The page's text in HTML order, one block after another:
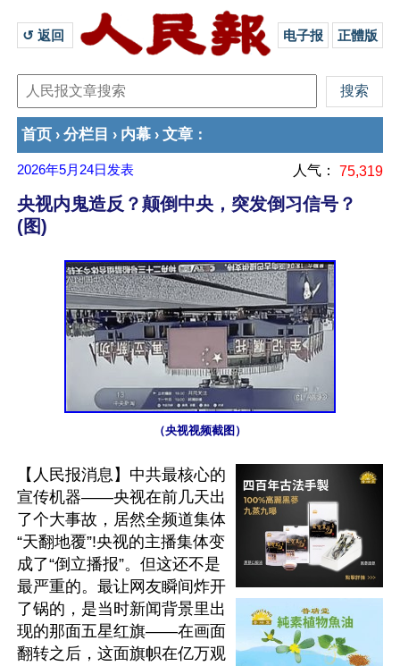
↺ 返回 电子报 正體版
首页 › 分栏目 › 内幕 › 文章 ：
2026年5月24日 发表 人气： 75,319
央视内鬼造反？颠倒中央，突发倒习信号？
(图)
（央视视频截图）
【人民报消息】中共最核心的
宣传机器——央视在前几天出
了个大事故，居然全频道集体
“天翻地覆”!央视的主播集体变
成了“倒立播报”。但这还不是
最严重的。最让网友瞬间炸开
了锅的，是当时新闻背景里出
现的那面五星红旗——在画面
翻转之后，这面旗帜在亿万观